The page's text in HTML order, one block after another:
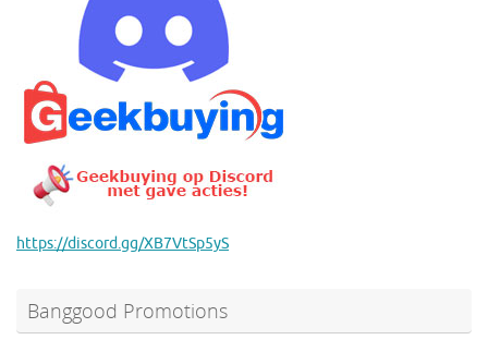
https://discord.gg/XB7VtSp5yS
Banggood Promotions